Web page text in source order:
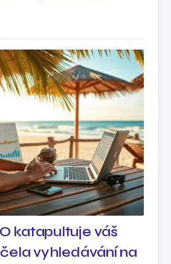
katapultuje váš
vyhledávání na